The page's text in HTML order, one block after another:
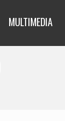
MULTIMEDIA